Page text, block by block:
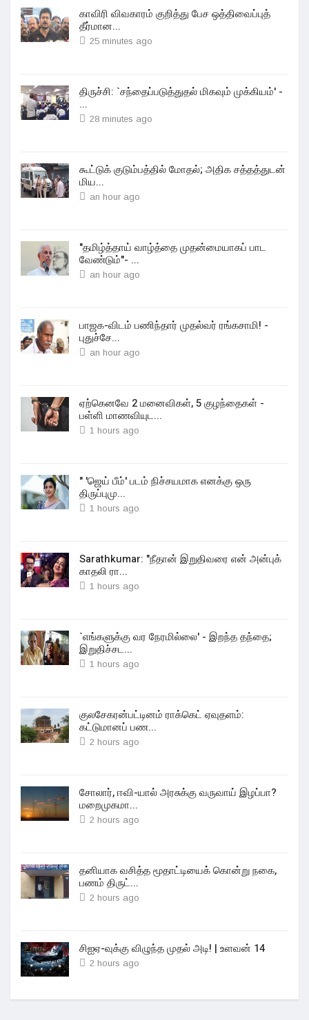
காவிரி விவகாரம் குறித்து பேச ஒத்திவைப்புத்
தீர்மான...
25 minutes ago
திருச்சி: `சந்தைப்படுத்துதல் மிகவும் முக்கியம்' -
...
28 minutes ago
கூட்டுக் குடும்பத்தில் மோதல்; அதிக சத்தத்துடன்
மிய...
an hour ago
"தமிழ்த்தாய் வாழ்த்தை முதன்மையாகப் பாட
வேண்டும்"- ...
an hour ago
பாஜக-விடம் பணிந்தார் முதல்வர் ரங்கசாமி! -
புதுச்சே...
an hour ago
ஏற்கெனவே 2 மனைவிகள், 5 குழந்தைகள் -
பள்ளி மாணவியுட...
1 hours ago
" 'ஜெய் பீம்' படம் நிச்சயமாக எனக்கு ஒரு
திருப்புமு...
1 hours ago
Sarathkumar: "நீதான் இறுதிவரை என் அன்புக்
காதலி ரா...
1 hours ago
`எங்களுக்கு வர நேரமில்லை' - இறந்த தந்தை;
இறுதிச்சட...
1 hours ago
குலசேகரன்பட்டினம் ராக்கெட் ஏவுதளம்:
கட்டுமானப் பண...
2 hours ago
சோலார், ஈவி-யால் அரசுக்கு வருவாய் இழப்பா?
மறைமுகமா...
2 hours ago
தனியாக வசித்த மூதாட்டியைக் கொன்று நகை,
பணம் திருட்...
2 hours ago
சிஐஏ-வுக்கு விழுந்த முதல் அடி! | உளவன் 14
2 hours ago